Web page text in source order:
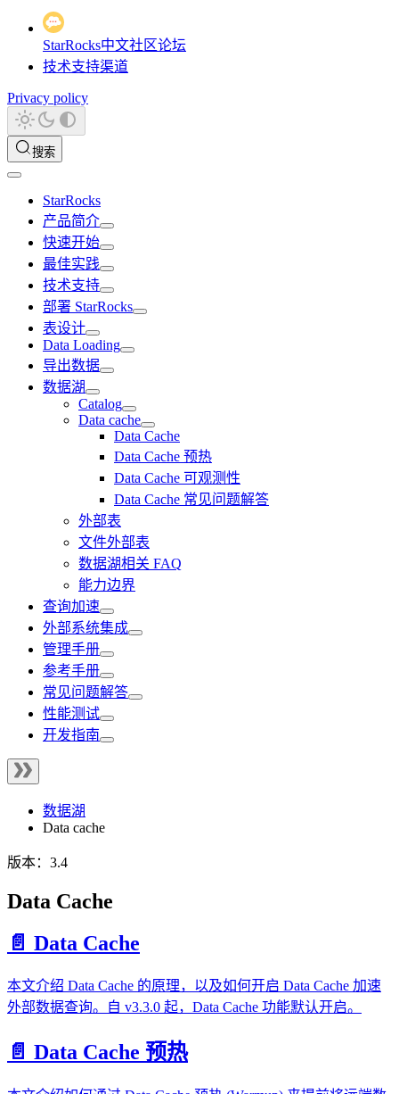
StarRocks中文社区论坛
技术支持渠道
Privacy policy
搜索
StarRocks
产品简介
快速开始
最佳实践
技术支持
部署 StarRocks
表设计
Data Loading
导出数据
数据湖
Catalog
Data cache
Data Cache
Data Cache 预热
Data Cache 可观测性
Data Cache 常见问题解答
外部表
文件外部表
数据湖相关 FAQ
能力边界
查询加速
外部系统集成
管理手册
参考手册
常见问题解答
性能测试
开发指南
数据湖
Data cache
版本：3.4
Data Cache
📄️ Data Cache
本文介绍 Data Cache 的原理，以及如何开启 Data Cache 加速
外部数据查询。自 v3.3.0 起，Data Cache 功能默认开启。
📄️ Data Cache 预热